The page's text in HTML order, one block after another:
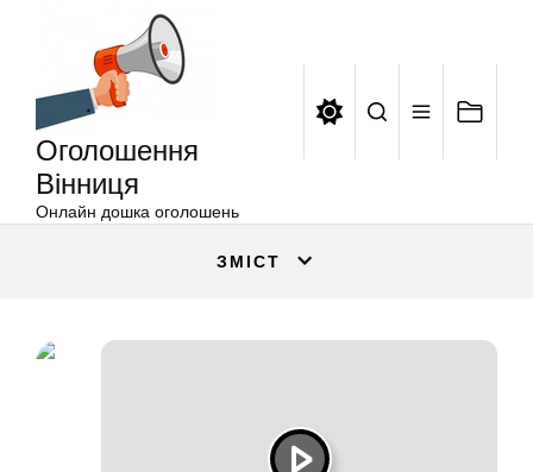
Оголошення
Вінниця
Онлайн дошка оголошень
ЗМІСТ